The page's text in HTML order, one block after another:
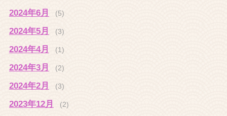
2024年6月 (5)
2024年5月 (3)
2024年4月 (1)
2024年3月 (2)
2024年2月 (3)
2023年12月 (2)